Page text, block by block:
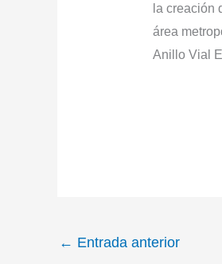
la creación
área
Anillo Vial
← Entrada anterior